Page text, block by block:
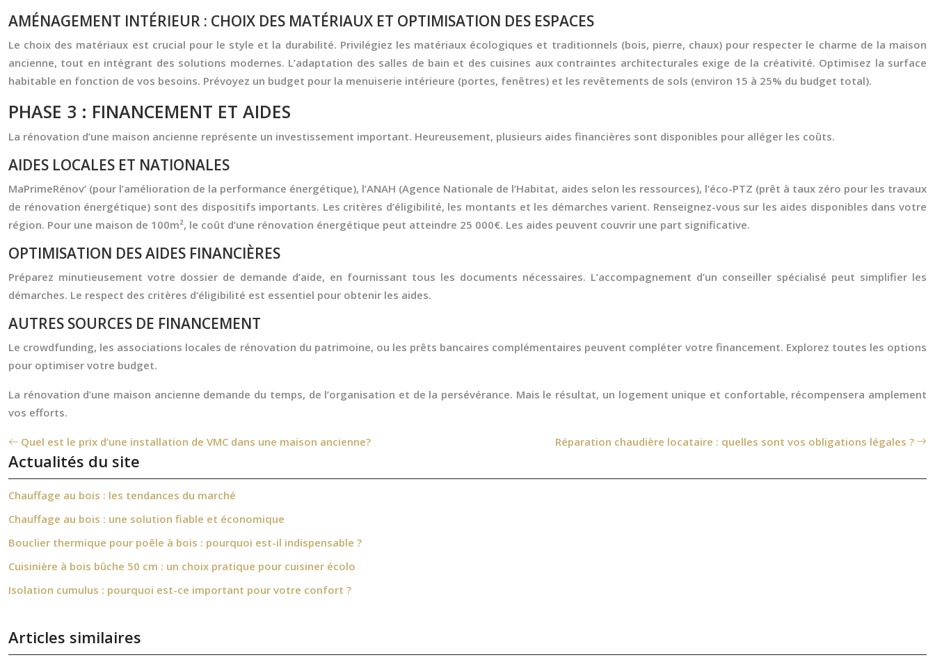
AMÉNAGEMENT INTÉRIEUR : CHOIX DES MATÉRIAUX ET OPTIMISATION DES ESPACES
Le choix des matériaux est crucial pour le style et la durabilité. Privilégiez les matériaux écologiques et traditionnels (bois, pierre, chaux) pour respecter le charme de la maison
ancienne, tout en intégrant des solutions modernes. L’adaptation des salles de bain et des cuisines aux contraintes architecturales exige de la créativité. Optimisez la surface
habitable en fonction de vos besoins. Prévoyez un budget pour la menuiserie intérieure (portes, fenêtres) et les revêtements de sols (environ 15 à 25% du budget total).
PHASE 3 : FINANCEMENT ET AIDES
La rénovation d’une maison ancienne représente un investissement important. Heureusement, plusieurs aides financières sont disponibles pour alléger les coûts.
AIDES LOCALES ET NATIONALES
MaPrimeRénov’ (pour l’amélioration de la performance énergétique), l’ANAH (Agence Nationale de l’Habitat, aides selon les ressources), l’éco-PTZ (prêt à taux zéro pour les travaux
de rénovation énergétique) sont des dispositifs importants. Les critères d’éligibilité, les montants et les démarches varient. Renseignez-vous sur les aides disponibles dans votre
région. Pour une maison de 100m², le coût d’une rénovation énergétique peut atteindre 25 000€. Les aides peuvent couvrir une part significative.
OPTIMISATION DES AIDES FINANCIÈRES
Préparez minutieusement votre dossier de demande d’aide, en fournissant tous les documents nécessaires. L’accompagnement d’un conseiller spécialisé peut simplifier les
démarches. Le respect des critères d’éligibilité est essentiel pour obtenir les aides.
AUTRES SOURCES DE FINANCEMENT
Le crowdfunding, les associations locales de rénovation du patrimoine, ou les prêts bancaires complémentaires peuvent compléter votre financement. Explorez toutes les options
pour optimiser votre budget.
La rénovation d’une maison ancienne demande du temps, de l’organisation et de la persévérance. Mais le résultat, un logement unique et confortable, récompensera amplement
vos efforts.
Quel est le prix d’une installation de VMC dans une maison ancienne? Réparation chaudière locataire : quelles sont vos obligations légales ?
Actualités du site
Chauffage au bois : les tendances du marché
Chauffage au bois : une solution fiable et économique
Bouclier thermique pour poêle à bois : pourquoi est-il indispensable ?
Cuisinière à bois bûche 50 cm : un choix pratique pour cuisiner écolo
Isolation cumulus : pourquoi est-ce important pour votre confort ?
Articles similaires